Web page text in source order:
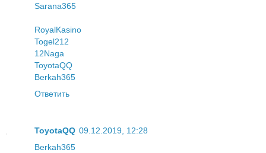
Sarana365
RoyalKasino
Togel212
12Naga
ToyotaQQ
Berkah365
Ответить
ToyotaQQ 09.12.2019, 12:28
Berkah365